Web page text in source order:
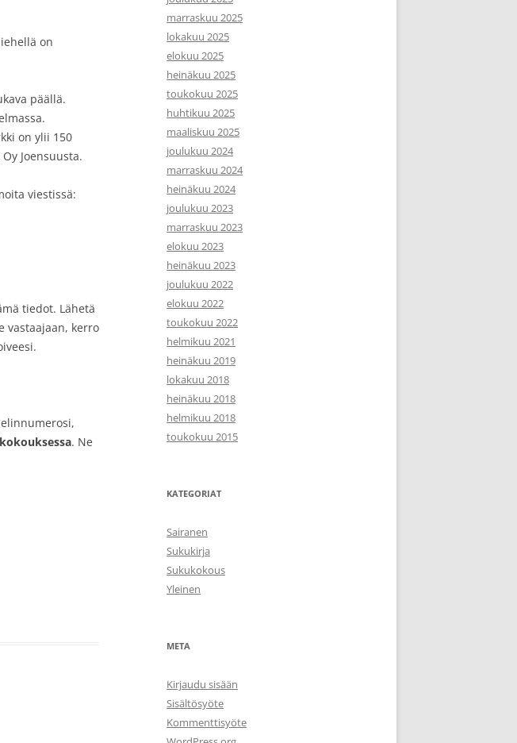
on
päällä.
on ylii 150
Joensuusta.
viestissä:
tiedot. Lähetä
vastaajaan, kerro
. Ne
marraskuu 2025
lokakuu 2025
elokuu 2025
heinäkuu 2025
toukokuu 2025
huhtikuu 2025
maaliskuu 2025
joulukuu 2024
marraskuu 2024
heinäkuu 2024
joulukuu 2023
marraskuu 2023
elokuu 2023
heinäkuu 2023
joulukuu 2022
elokuu 2022
toukokuu 2022
helmikuu 2021
heinäkuu 2019
lokakuu 2018
heinäkuu 2018
helmikuu 2018
toukokuu 2015
KATEGORIAT
Sairanen
Sukukirja
Sukukokous
Yleinen
META
Kirjaudu sisään
Sisältösyöte
Kommenttisyöte